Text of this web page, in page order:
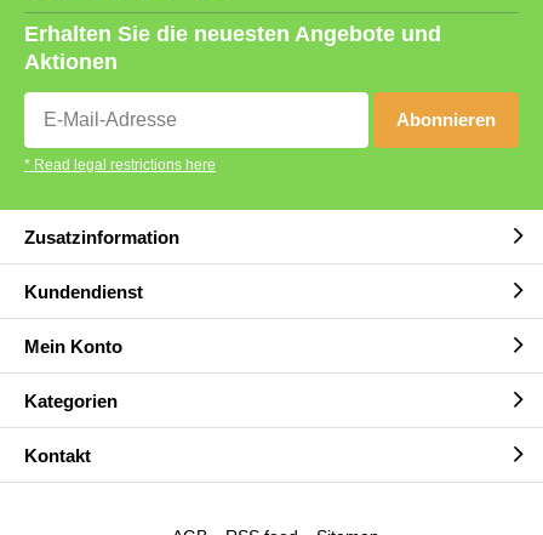
Erhalten Sie die neuesten Angebote und
Aktionen
Abonnieren
* Read legal restrictions here
Zusatzinformation
Kundendienst
Mein Konto
Kategorien
Kontakt